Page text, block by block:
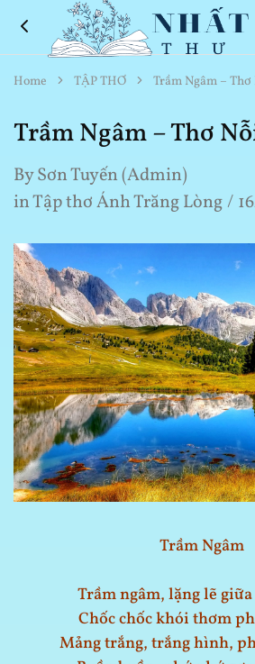
Nhất
Lang
Quán
Thơ
Hay
Cuộc
Sống
Home TẬP THƠ Trầm Ngâm –
Trầm Ngâm – Thơ
BySơn Tuyến (Admin)
inTập thơ Ánh Trăng Lòng
Trầm Ngâm
Trầm ngâm, lặng lẽ
Chốc chốc khói thơm
Mảng trắng, trắng hình,